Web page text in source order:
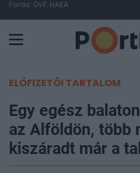
Forrás: OVF, HAEA
ELŐFIZETŐI TARTALOM
Egy egész
az Alföldön, több
kiszáradt már a